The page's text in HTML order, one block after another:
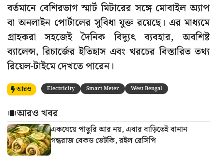
বর্তমানে বেশিরভাগ স্মার্ট মিটারের সঙ্গে মোবাইল অ্যাপ
বা অনলাইন পোর্টালের সুবিধা যুক্ত রয়েছে। এর মাধ্যমে
গ্রাহকরা সহজেই দৈনিক বিদ্যুৎ ব্যবহার, অবশিষ্ট
ব্যালেন্স, রিচার্জের ইতিহাস এবং খরচের বিস্তারিত তথ্য
রিয়েল-টাইমে দেখতে পারেন।
আরও Electricity Smart Meter West Bengal
আরও খবর
একঘেয়ে পাতুরি আর নয়, এবার বাড়িতেই বানান
গন্ধরাজ বেকড ভেটকি, রইল রেসিপি